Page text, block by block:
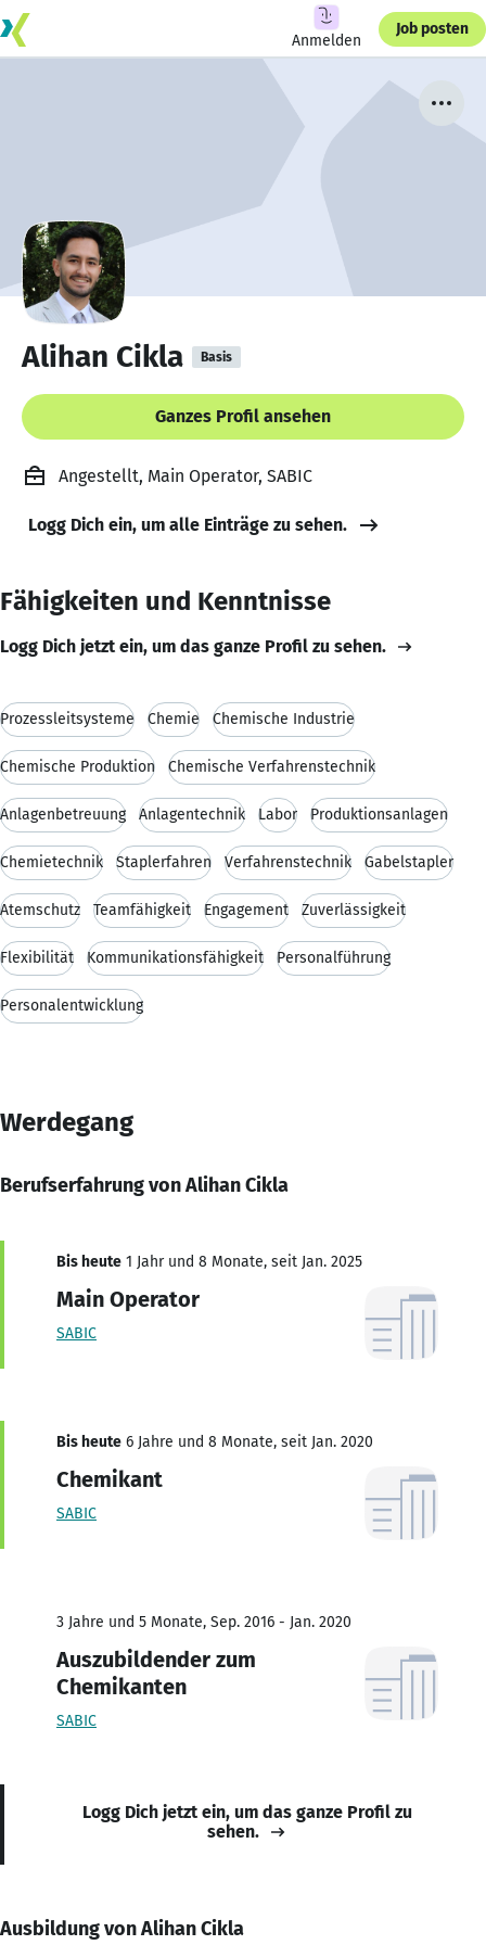
Anmelden
Job posten
Alihan Cikla Basis
Ganzes Profil ansehen
Angestellt, Main Operator, SABIC
Logg Dich ein, um alle Einträge zu sehen.
Fähigkeiten und Kenntnisse
Logg Dich jetzt ein, um das ganze Profil zu sehen.
Prozessleitsysteme Chemie Chemische Industrie
Chemische Produktion Chemische Verfahrenstechnik
Anlagenbetreuung Anlagentechnik Labor Produktionsanlagen
Chemietechnik Staplerfahren Verfahrenstechnik Gabelstapler
Atemschutz Teamfähigkeit Engagement Zuverlässigkeit
Flexibilität Kommunikationsfähigkeit Personalführung
Personalentwicklung
Werdegang
Berufserfahrung von Alihan Cikla
Bis heute 1 Jahr und 8 Monate, seit Jan. 2025
Main Operator
SABIC
Bis heute 6 Jahre und 8 Monate, seit Jan. 2020
Chemikant
SABIC
3 Jahre und 5 Monate, Sep. 2016 - Jan. 2020
Auszubildender zum
Chemikanten
SABIC
Logg Dich jetzt ein, um das ganze Profil zu
sehen.
Ausbildung von Alihan Cikla